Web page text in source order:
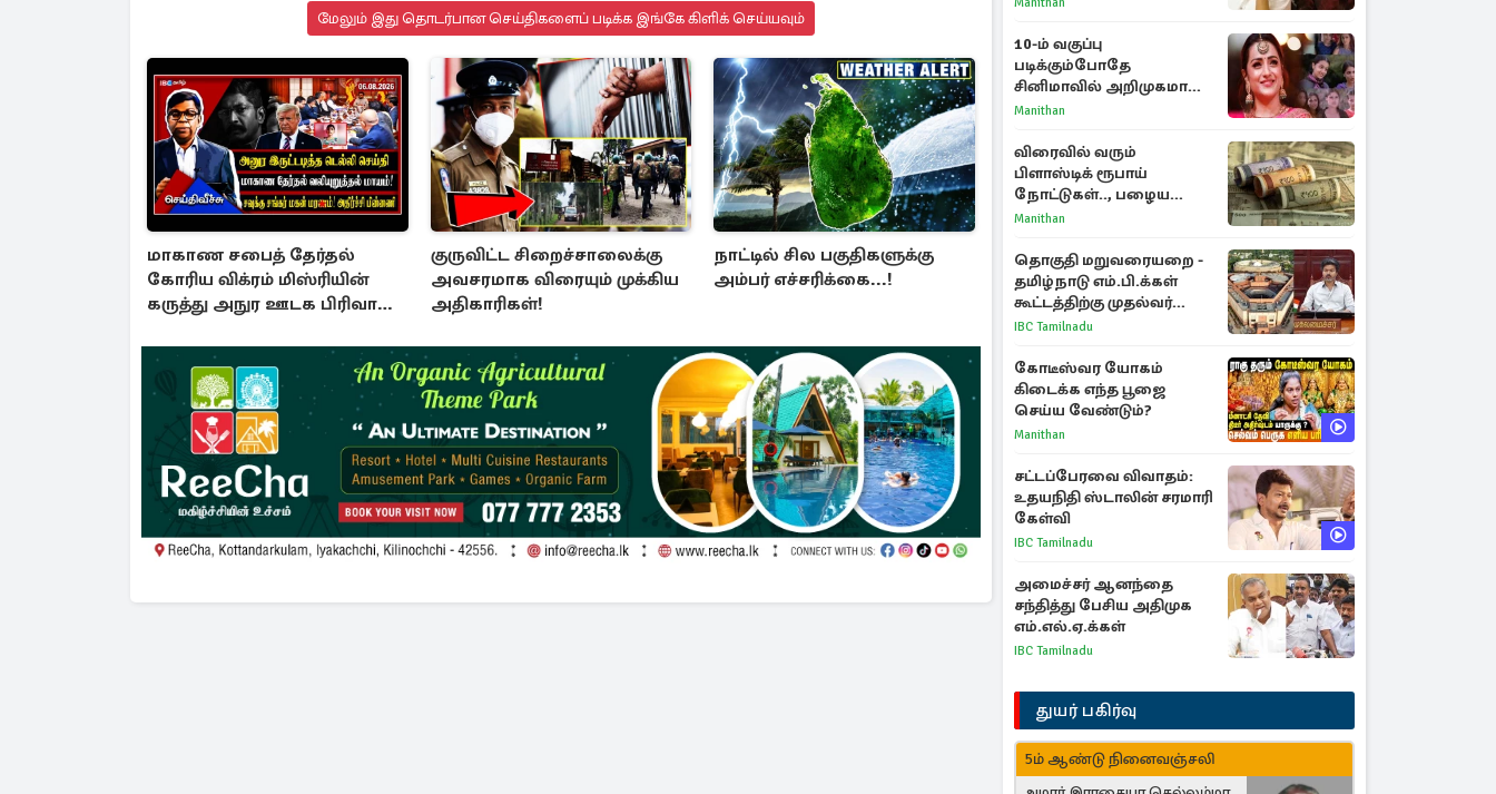
மேலும் இது தொடர்பான செய்திகளைப் படிக்க இங்கே கிளிக் செய்யவும்
மாகாண சபைத் தேர்தல்
கோரிய விக்ரம் மிஸ்ரியின்
கருத்து அநுர ஊடக பிரிவால்
குருவிட்ட சிறைச்சாலைக்கு
அவசரமாக விரையும் முக்கிய
அதிகாரிகள்!
நாட்டில் சில பகுதிகளுக்கு
அம்பர் எச்சரிக்கை...!
10-ம் வகுப்பு
படிக்கும்போதே
சினிமாவில் அறிமுகமான
த்ரிஷா! உண்மையை
காந்தி
Manithan
விரைவில் வரும்
பிளாஸ்டிக் ரூபாய்
நோட்டுகள்.., பழைய
காகித நோட்டுகள்
Manithan
தொகுதி மறுவரையறை -
தமிழ்நாடு எம்.பி.க்கள்
கூட்டத்திற்கு முதல்வர்
விஜய் அழைப்பு
IBC Tamilnadu
கோடீஸ்வர யோகம்
கிடைக்க எந்த பூஜை
செய்ய வேண்டும்?
Manithan
சட்டப்பேரவை விவாதம்:
உதயநிதி ஸ்டாலின் சரமாரி
கேள்வி
IBC Tamilnadu
அமைச்சர் ஆனந்தை
சந்தித்து பேசிய அதிமுக
எம்.எல்.ஏ.க்கள்
IBC Tamilnadu
துயர் பகிர்வு
5ம் ஆண்டு நினைவஞ்சலி